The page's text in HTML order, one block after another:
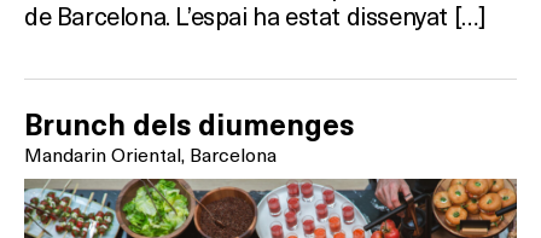
de Barcelona. L’espai ha estat dissenyat […]
Brunch dels diumenges
Mandarin Oriental, Barcelona